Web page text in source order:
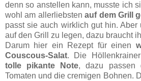
denn so anstellen kann, musste ich
wohl am allerliebstenauf dem Grill
passt sie auch wirklich gut hin. Aber
auf den Grill zu legen, dazu braucht
Darum hier ein Rezept für einen
Couscous-Salat. Die
tolle pikante Note, dazu passen
Tomaten und die cremigen Bohnen.